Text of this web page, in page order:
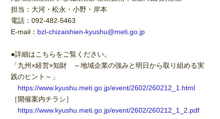
担当：大河・松永・小野・岸本
電話：092-482-5463
E-mail： bzl-chizaishien-kyushu@meti.go.jp
●詳細はこちらをご覧ください。
「九州×経営×知財 ～地域企業の強みと明日から取り組める実
践のヒント～」
https://www.kyushu.meti.go.jp/event/2602/260212_1.html
［開催案内チラシ］
https://www.kyushu.meti.go.jp/event/2602/260212_1_2.pdf